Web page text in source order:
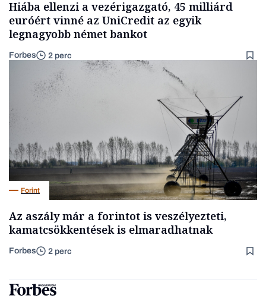
Hiába ellenzi a vezérigazgató, 45 milliárd
euróért vinné az UniCredit az egyik
legnagyobb német bankot
Forbes 2 perc
Forint
Az aszály már a forintot is veszélyezteti,
kamatcsökkentések is elmaradhatnak
Forbes 2 perc